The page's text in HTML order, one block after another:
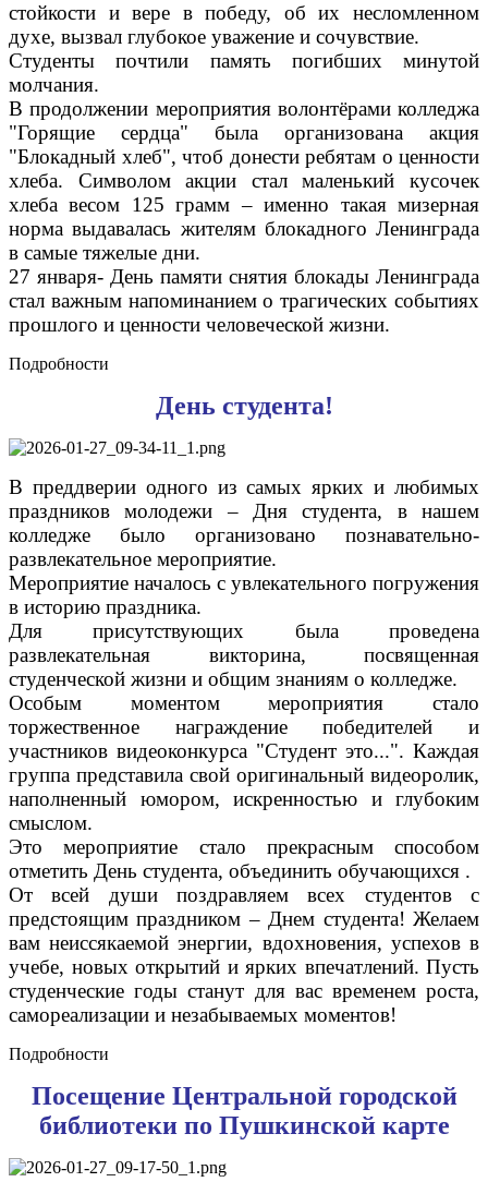
стойкости и вере в победу, об их несломленном
духе, вызвал глубокое уважение и сочувствие.
Студенты почтили память погибших минутой
молчания.
В продолжении мероприятия волонтёрами колледжа
"Горящие сердца" была организована акция
"Блокадный хлеб", чтоб донести ребятам о ценности
хлеба. Символом акции стал маленький кусочек
хлеба весом 125 грамм – именно такая мизерная
норма выдавалась жителям блокадного Ленинграда
в самые тяжелые дни.
27 января- День памяти снятия блокады Ленинграда
стал важным напоминанием о трагических событиях
прошлого и ценности человеческой жизни.
Подробности
День студента!
В преддверии одного из самых ярких и любимых
праздников молодежи – Дня студента, в нашем
колледже было организовано познавательно-
развлекательное мероприятие.
Мероприятие началось с увлекательного погружения
в историю праздника.
Для присутствующих была проведена
развлекательная викторина, посвященная
студенческой жизни и общим знаниям о колледже.
Особым моментом мероприятия стало
торжественное награждение победителей и
участников видеоконкурса "Студент это...". Каждая
группа представила свой оригинальный видеоролик,
наполненный юмором, искренностью и глубоким
смыслом.
Это мероприятие стало прекрасным способом
отметить День студента, объединить обучающихся .
От всей души поздравляем всех студентов с
предстоящим праздником – Днем студента! Желаем
вам неиссякаемой энергии, вдохновения, успехов в
учебе, новых открытий и ярких впечатлений. Пусть
студенческие годы станут для вас временем роста,
самореализации и незабываемых моментов!
Подробности
Посещение Центральной городской
библиотеки по Пушкинской карте